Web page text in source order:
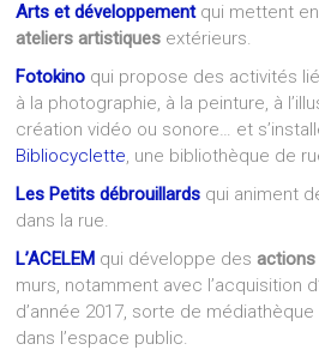
Arts et développementqui mettent
ateliers artistiques extérieurs.
Fotokino qui propose des activités
à la photographie, à la peinture, à
création vidéo ou sonore… et
Bibliocyclette, une bibliothèque de
Les Petits débrouillards qui animent
dans la rue.
L’ACELEM qui développe desactions
murs, notamment avec l’acquisition
d’année 2017, sorte de
dans l’espace public.